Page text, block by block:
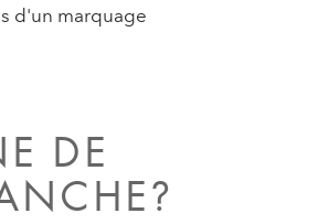
d'un marquage
DE